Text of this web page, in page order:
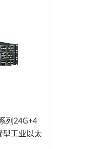
列24G+4
型工业以太